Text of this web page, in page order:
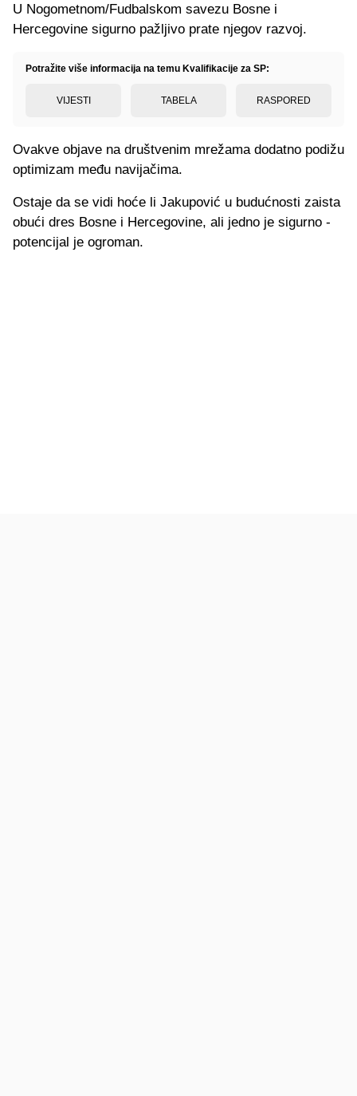
U Nogometnom/Fudbalskom savezu Bosne i
Hercegovine sigurno pažljivo prate njegov razvoj.
Potražite više informacija na temu Kvalifikacije za SP:
VIJESTI TABELA RASPORED
Ovakve objave na društvenim mrežama dodatno podižu
optimizam među navijačima.
Ostaje da se vidi hoće li Jakupović u budućnosti zaista
obući dres Bosne i Hercegovine, ali jedno je sigurno -
potencijal je ogroman.